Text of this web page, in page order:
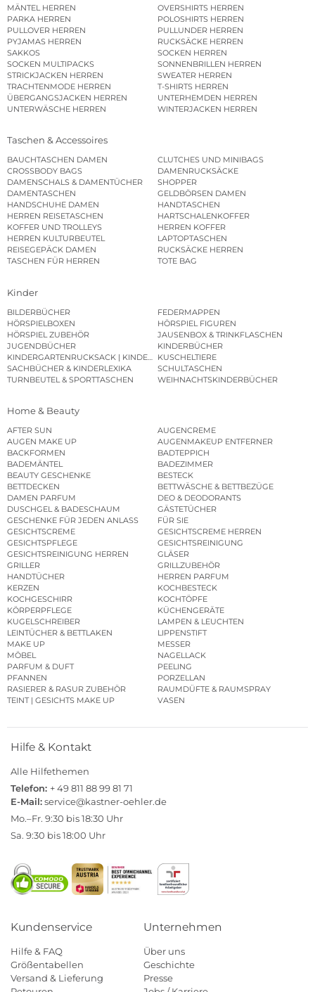
MÄNTEL HERREN
OVERSHIRTS HERREN
PARKA HERREN
POLOSHIRTS HERREN
PULLOVER HERREN
PULLUNDER HERREN
PYJAMAS HERREN
RUCKSÄCKE HERREN
SAKKOS
SOCKEN HERREN
SOCKEN MULTIPACKS
SONNENBRILLEN HERREN
STRICKJACKEN HERREN
SWEATER HERREN
TRACHTENMODE HERREN
T-SHIRTS HERREN
ÜBERGANGSJACKEN HERREN
UNTERHEMDEN HERREN
UNTERWÄSCHE HERREN
WINTERJACKEN HERREN
Taschen & Accessoires
BAUCHTASCHEN DAMEN
CLUTCHES UND MINIBAGS
CROSSBODY BAGS
DAMENRUCKSÄCKE
DAMENSCHALS & DAMENTÜCHER
SHOPPER
DAMENTASCHEN
GELDBÖRSEN DAMEN
HANDSCHUHE DAMEN
HANDTASCHEN
HERREN REISETASCHEN
HARTSCHALENKOFFER
KOFFER UND TROLLEYS
HERREN KOFFER
HERREN KULTURBEUTEL
LAPTOPTASCHEN
REISEGEPÄCK DAMEN
RUCKSÄCKE HERREN
TASCHEN FÜR HERREN
TOTE BAG
Kinder
BILDERBÜCHER
FEDERMAPPEN
HÖRSPIELBOXEN
HÖRSPIEL FIGUREN
HÖRSPIEL ZUBEHÖR
JAUSENBOX & TRINKFLASCHEN
JUGENDBÜCHER
KINDERBÜCHER
KINDERGARTENRUCKSACK | KINDERGARTENBEUTEL
KUSCHELTIERE
SACHBÜCHER & KINDERLEXIKA
SCHULTASCHEN
TURNBEUTEL & SPORTTASCHEN
WEIHNACHTSKINDERBÜCHER
Home & Beauty
AFTER SUN
AUGENCREME
AUGEN MAKE UP
AUGENMAKEUP ENTFERNER
BACKFORMEN
BADTEPPICH
BADEMÄNTEL
BADEZIMMER
BEAUTY GESCHENKE
BESTECK
BETTDECKEN
BETTWÄSCHE & BETTBEZÜGE
DAMEN PARFUM
DEO & DEODORANTS
DUSCHGEL & BADESCHAUM
GÄSTETÜCHER
GESCHENKE FÜR JEDEN ANLASS
FÜR SIE
GESICHTSCREME
GESICHTSCREME HERREN
GESICHTSPFLEGE
GESICHTSREINIGUNG
GESICHTSREINIGUNG HERREN
GLÄSER
GRILLER
GRILLZUBEHÖR
HANDTÜCHER
HERREN PARFUM
KERZEN
KOCHBESTECK
KOCHGESCHIRR
KOCHTÖPFE
KÖRPERPFLEGE
KÜCHENGERÄTE
KUGELSCHREIBER
LAMPEN & LEUCHTEN
LEINTÜCHER & BETTLAKEN
LIPPENSTIFT
MAKE UP
MESSER
MÖBEL
NAGELLACK
PARFUM & DUFT
PEELING
PFANNEN
PORZELLAN
RASIERER & RASUR ZUBEHÖR
RAUMDÜFTE & RAUMSPRAY
TEINT | GESICHTS MAKE UP
VASEN
Hilfe & Kontakt
Alle Hilfethemen
Telefon: + 49 811 88 99 81 71
E-Mail:service@kastner-oehler.de
Mo.–Fr. 9:30 bis 18:30 Uhr
Sa. 9:30 bis 18:00 Uhr
Kundenservice
Hilfe & FAQ
Größentabellen
Versand & Lieferung
Unternehmen
Über uns
Geschichte
Presse